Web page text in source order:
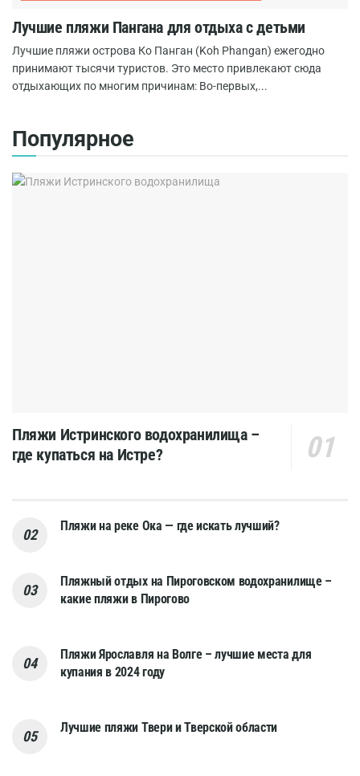
Лучшие пляжи Пангана для отдыха с детьми
Лучшие пляжи острова Ко Панган (Koh Phangan) ежегодно
принимают тысячи туристов. Это место привлекают сюда
отдыхающих по многим причинам: Во-первых,...
Популярное
Пляжи Истринского водохранилища –
где купаться на Истре?
Пляжи на реке Ока — где искать лучший?
Пляжный отдых на Пироговском водохранилище –
какие пляжи в Пирогово
Пляжи Ярославля на Волге – лучшие места для
купания в 2024 году
Лучшие пляжи Твери и Тверской области